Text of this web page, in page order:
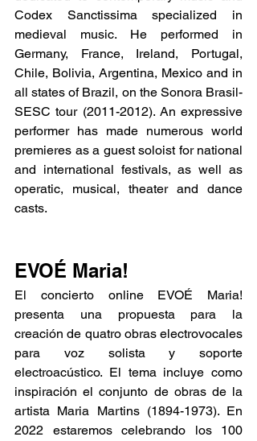
Codex Sanctissima specialized in
medieval music. He performed in
Germany, France, Ireland, Portugal,
Chile, Bolivia, Argentina, Mexico and in
all states of Brazil, on the Sonora Brasil-
SESC tour (2011-2012). An expressive
performer has made numerous world
premieres as a guest soloist for national
and international festivals, as well as
operatic, musical, theater and dance
casts.
EVOÉ Maria!
El concierto online EVOÉ Maria!
presenta una propuesta para la
creación de quatro obras electrovocales
para voz solista y soporte
electroacústico. El tema incluye como
inspiración el conjunto de obras de la
artista Maria Martins (1894-1973). En
2022 estaremos celebrando los 100